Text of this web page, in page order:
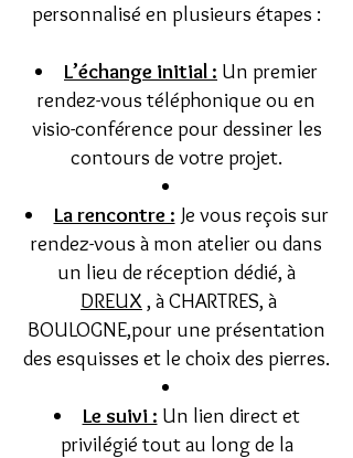
personnalisé en plusieurs étapes :
L’échange initial : Un premier
rendez-vous téléphonique ou en
visio-conférence pour dessiner les
contours de votre projet.
La rencontre : Je vous reçois sur
rendez-vous à mon atelier ou dans
un lieu de réception dédié, à
DREUX, à CHARTRES, à
BOULOGNE,pour une présentation
des esquisses et le choix des pierres.
Le suivi : Un lien direct et
privilégié tout au long de la